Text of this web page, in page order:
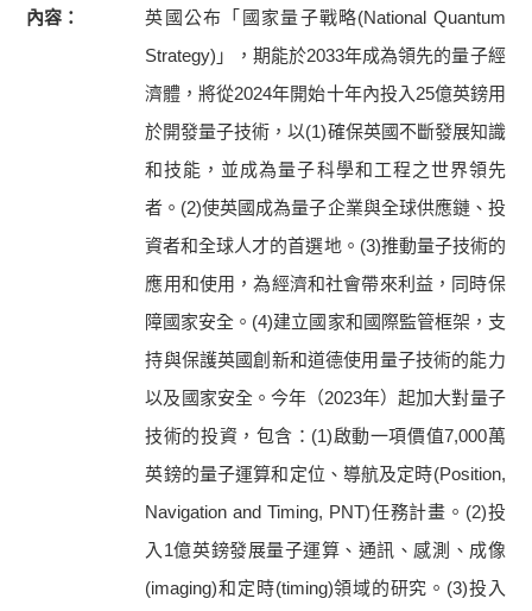
內容
英國公布「國家量子戰略(National Quantum
Strategy)」，期能於2033年成為領先的量子經
濟體，將從2024年開始十年內投入25億英鎊用
於開發量子技術，以(1)確保英國不斷發展知識
和技能，並成為量子科學和工程之世界領先
者。(2)使英國成為量子企業與全球供應鏈、投
資者和全球人才的首選地。(3)推動量子技術的
應用和使用，為經濟和社會帶來利益，同時保
障國家安全。(4)建立國家和國際監管框架，支
持與保護英國創新和道德使用量子技術的能力
以及國家安全。今年（2023年）起加大對量子
技術的投資，包含：(1)啟動一項價值7,000萬
英鎊的量子運算和定位、導航及定時(Position,
Navigation and Timing, PNT)任務計畫。(2)投
入1億英鎊發展量子運算、通訊、感測、成像
(imaging)和定時(timing)領域的研究。(3)投入